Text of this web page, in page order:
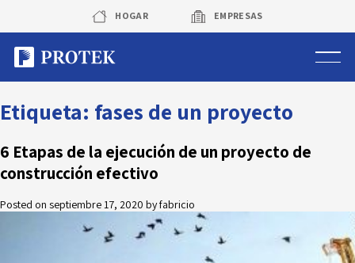
content
HOGAR EMPRESAS
Sistema de alarmas
Sistema de cámaras
Protek Personas
Etiqueta: fases de un proyecto
6 Etapas de la ejecución de un proyecto de
construcción efectivo
Posted on septiembre 17, 2020 byfabricio